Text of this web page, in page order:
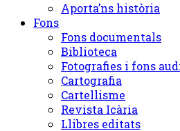
Aporta’ns història
Fons
Fons documentals
Biblioteca
Fotografies i fons
Cartografia
Cartellisme
Revista Icària
Llibres editats